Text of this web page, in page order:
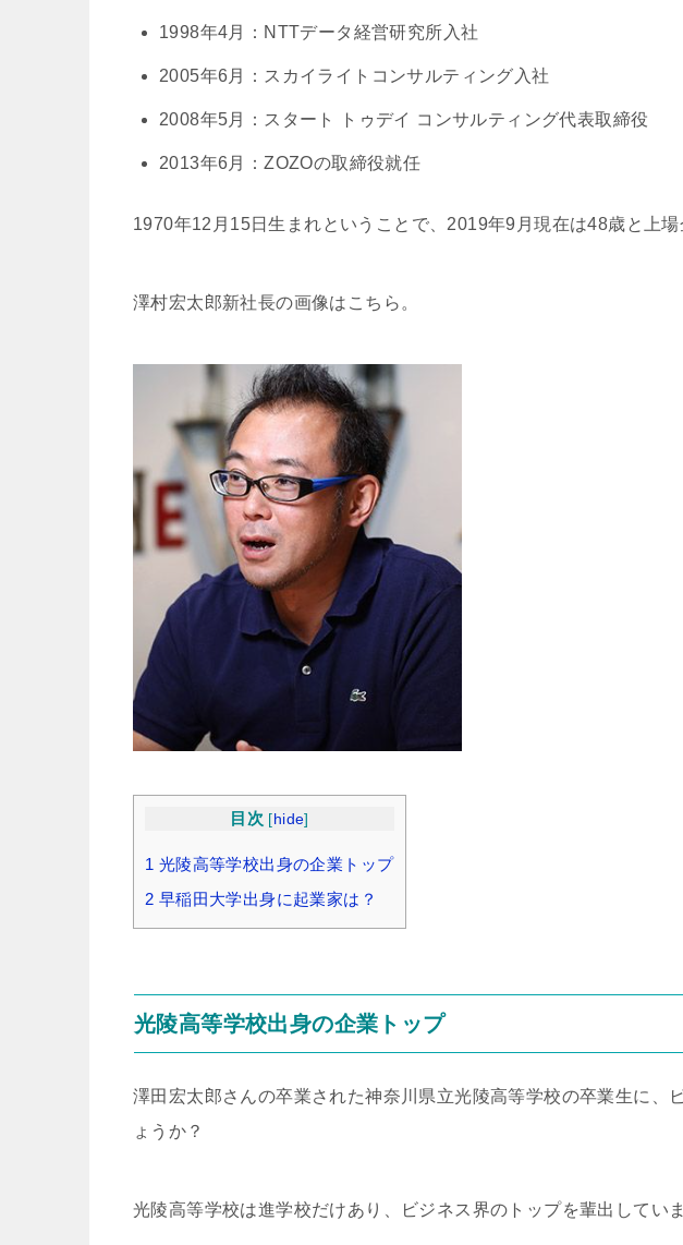
1998年4月：NTTデータ経営研究所入社
2005年6月：スカイライトコンサルティング入社
2008年5月：スタート トゥデイ コンサルティング代表取締役
2013年6月：ZOZOの取締役就任
1970年12月15日生まれということで、2019年9月現在は48歳と上場
澤村宏太郎新社長の画像はこちら。
目次 [ hide]
1 光陵高等学校出身の企業トップ
2 早稲田大学出身に起業家は？
光陵高等学校出身の企業トップ
澤田宏太郎さんの卒業された神奈川県立光陵高等学校の卒業生に、
ょうか？
光陵高等学校は進学校だけあり、ビジネス界のトップを輩出していま